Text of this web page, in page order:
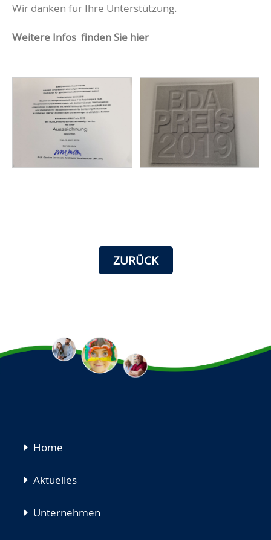
Wir danken für Ihre Unterstützung.
Weitere Infos finden Sie hier
ZURÜCK
Navigation
Home
Aktuelles
Unternehmen